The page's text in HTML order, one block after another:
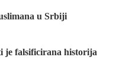
u Srbiji
je falsificirana historija